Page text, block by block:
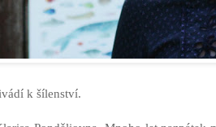
k šílenství.